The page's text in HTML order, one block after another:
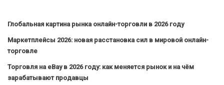
Глобальная картина рынка онлайн-торговли в 2026 году
Маркетплейсы 2026: новая расстановка сил в мировой онлайн-
торговле
Торговля на eBay в 2026 году: как меняется рынок и на чём
зарабатывают продавцы